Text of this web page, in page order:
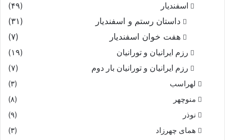
اسفندیار
(۴۹)
داستان رستم و اسفندیار
(۳۱)
هفت خوان اسفندیار
(۷)
رزم ایرانیان و تورانیان
(۱۹)
رزم ایرانیان و تورانیان بار دوم
(۷)
لهراسب
(۳)
منوچهر
(۸)
نوذر
(۹)
هماى چهرزاد
(۳)